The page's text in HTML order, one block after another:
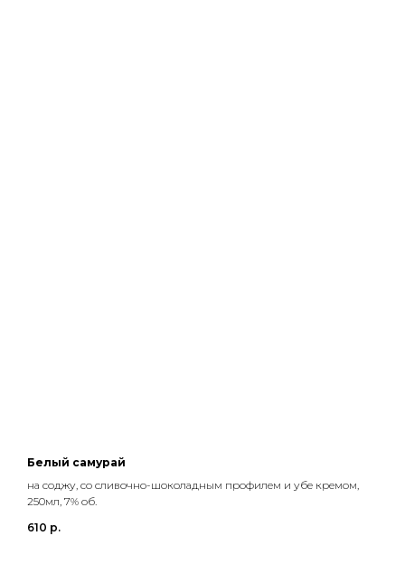
Белый самурай
на соджу, со сливочно-шоколадным профилем и убе кремом,
250мл, 7% об.
610 р.